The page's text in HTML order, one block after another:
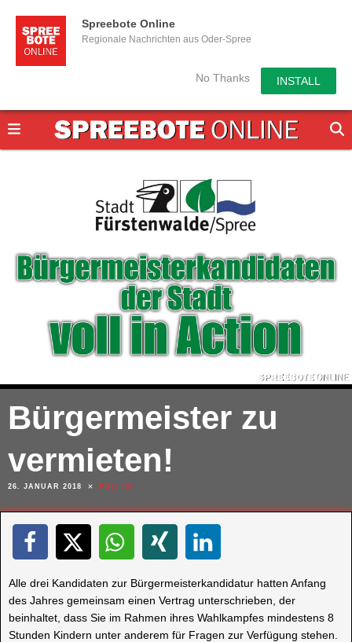
Spreebote Online
Regionale Nachrichten aus Oder-Spree
No Thanks INSTALL
Bürgermeister zu
vermieten!
26. JANUAR 2018 POLITIK
Alle drei Kandidaten zur Bürgermeisterkandidatur hatten Anfang
des Jahres gemeinsam einen Vertrag unterschrieben, der
beinhaltet, dass Sie im Rahmen ihres Wahlkampfes mindestens 8
Stunden Kindern unter anderem für Fragen zur Verfügung stehen.